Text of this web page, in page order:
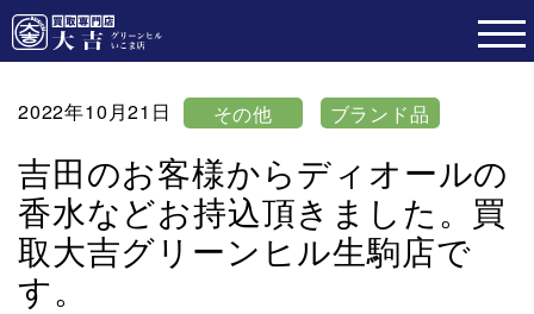
2022年10月21日 その他 ブランド品
吉田のお客様からディオールの
香水などお持込頂きました。買
取大吉グリーンヒル生駒店で
す。